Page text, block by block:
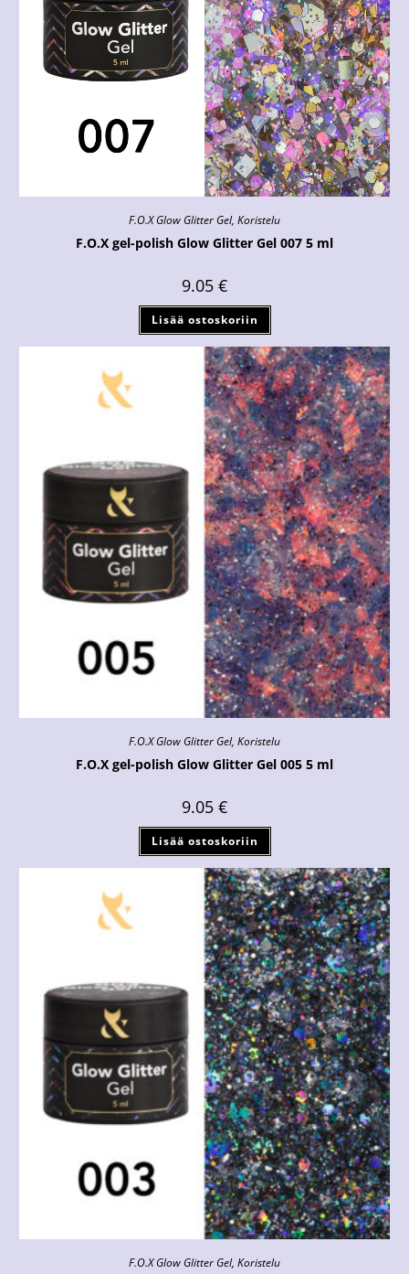
F.O.X Glow Glitter Gel, Koristelu
F.O.X gel-polish Glow Glitter Gel 007 5 ml
9.05 €
Lisää ostoskoriin
F.O.X Glow Glitter Gel, Koristelu
F.O.X gel-polish Glow Glitter Gel 005 5 ml
9.05 €
Lisää ostoskoriin
F.O.X Glow Glitter Gel, Koristelu